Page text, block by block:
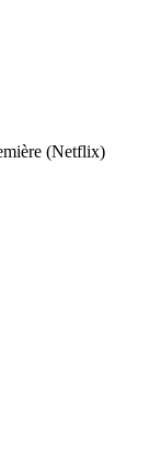
(Netflix)